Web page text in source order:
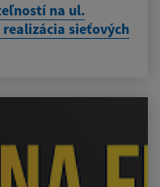
na ul.
sieťových